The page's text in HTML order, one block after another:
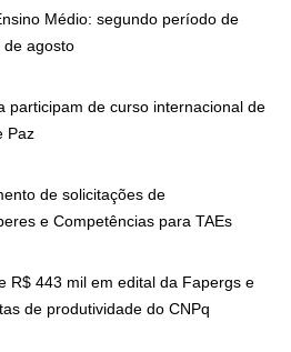
Médio: segundo período de
de agosto
participam de curso internacional de
Paz
de solicitações de
e Competências para TAEs
R$ 443 mil em edital da Fapergs e
de produtividade do CNPq